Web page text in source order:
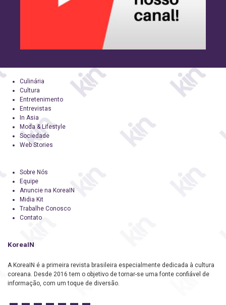
Culinária
Cultura
Entretenimento
Entrevistas
In Asia
Moda & Lifestyle
Sociedade
Web Stories
Sobre Nós
Equipe
Anuncie na KoreaIN
Midia Kit
Trabalhe Conosco
Contato
KoreaIN
A KoreaIN é a primeira revista brasileira especialmente dedicada à cultura
coreana. Desde 2016 tem o objetivo de tornar-se uma fonte confiável de
informação, com um toque de diversão.